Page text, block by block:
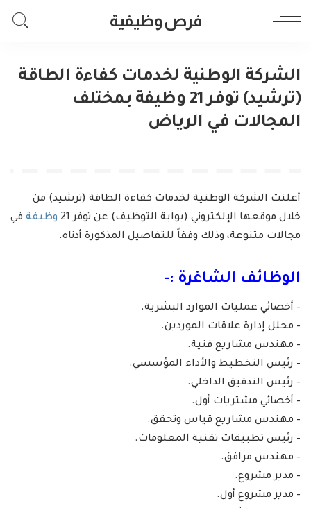
فرص وظيفية
الشركة الوطنية لخدمات كفاءة الطاقة
(ترشيد) توفر 21 وظيفة بمختلف
المجالات في الرياض
أعلنت الشركة الوطنية لخدمات كفاءة الطاقة (ترشيد) من
خلال موقعها الإلكتروني (بوابة التوظيف) عن توفر 21
وظيفة في
مجالات متنوعة، وذلك وفقاً للتفاصيل المذكورة أدناه.
الوظائف الشاغرة :-
– أخصائي عمليات الموارد البشرية.
– محلل إدارة علاقات الموردين.
– مهندس مشاريع فنية.
– رئيس التخطيط والأداء المؤسسي.
– رئيس التدقيق الداخلي.
– أخصائي مشتريات أول.
– مهندس مشاريع قياس وتحقق.
– رئيس تطبيقات تقنية المعلومات.
– مهندس مرافق.
– مدير مشروع.
– مدير مشروع أول.